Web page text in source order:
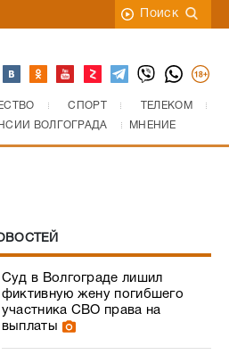
Поиск
СПОРТ
ТЕЛЕКОМ
ВОЛГОГРАДА МНЕНИЕ
Суд в Волгограде лишил
фиктивную жену погибшего
участника СВО права на
выплаты